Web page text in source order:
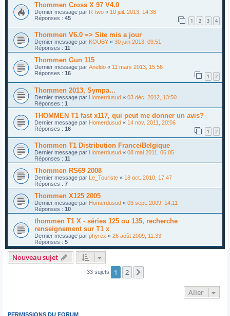
Thommen Cross X 97 V4.0
Dernier message par R-two « 10 juil. 2013, 14:36
Réponses : 45 1 2 3 4
Thommen V6.0 => Site mis a jour
Dernier message par KOUBY « 30 juin 2013, 09:51
Réponses : 11
Thommen Gun 115
Dernier message par Aneldo « 11 mars 2013, 15:56
Réponses : 16 1 2
Thommen 2013, Sympa...
Dernier message par Homerdusud « 03 déc. 2012, 13:50
Réponses : 1
THOMMEN T1 fast x117, qui peut me donner un avis?
Dernier message par Homerdusud « 14 nov. 2011, 20:06
Réponses : 16 1 2
Thommen T1 Distribution France/Belgique
Dernier message par Homerdusud « 08 mai 2011, 06:05
Réponses : 11
Thommen RS69 2008
Dernier message par Le_Touriste « 18 oct. 2010, 17:47
Réponses : 7
Thommen X125 2005
Dernier message par Homerdusud « 03 sept. 2009, 14:11
Réponses : 10
thommen T1 X - séries 125 ou 135, recherche
renseignement sur T1 x
Dernier message par phyrex « 26 août 2009, 11:33
Réponses : 5
Nouveau sujet
33 sujets 1 2
Aller
PERMISSIONS DU FORUM